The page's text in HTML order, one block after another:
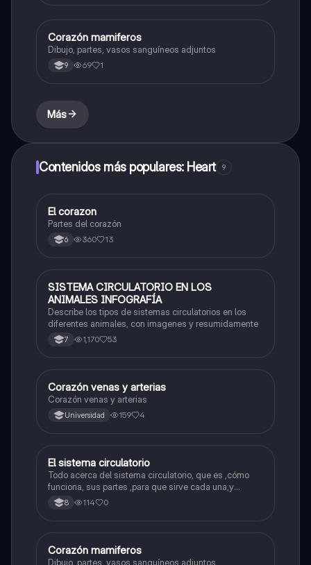
Biologia
Corazón mamiferos
Dibujo, partes, vasos sanguíneos adjuntos
9 69 1
Más
Contenidos más populares: Heart 9
Biologia
El corazon
Partes del corazón
6 360 13
Biologia
SISTEMA CIRCULATORIO EN LOS
ANIMALES INFOGRAFÍA
Describe los tipos de sistemas circulatorios en los
diferentes animales, con imagenes y resumidamente
7 1,170 53
Biologia
Corazón venas y arterias
Corazón venas y arterias
Universidad 159 4
Biologia
El sistema circulatorio
Todo acerca del sistema circulatorio, que es ,cómo
funciona, sus partes ,para que sirve cada una,y
demas inquietudes acerca del funcionamiento de
este sistema
8 114 0
Biologia
Corazón mamiferos
Dibujo, partes, vasos sanguíneos adjuntos